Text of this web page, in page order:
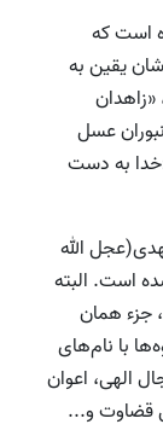
است كه
يقين به
عسل
به دست
الله
است. البته
جزء همان
با نام‌هاى
نقبا، ابدال[8] عصائب[9] اوتاد،[10] رجال الهى، اعوان
قضاوت و...